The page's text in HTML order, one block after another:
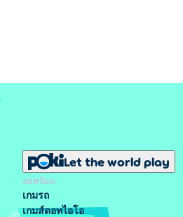
Let the world play
ยอดนิยม
เกมรถ
เกมส์ดอทไอโอ